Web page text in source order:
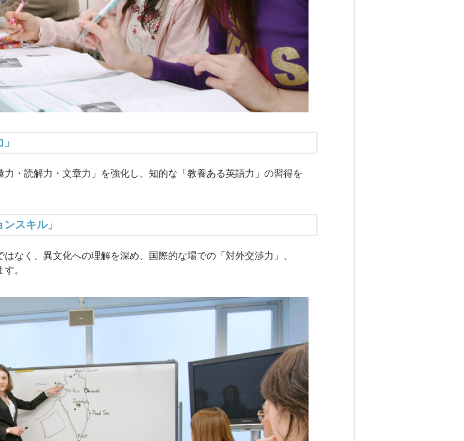
力・読解力・文章力」を強化し、知的な「教養ある英語力」の習得を
スキル」
なく、異文化への理解を深め、国際的な場での「対外交渉力」、
。